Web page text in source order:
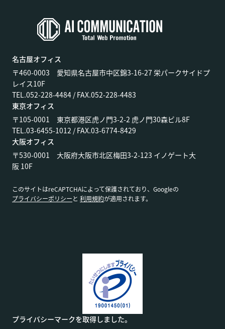
名古屋オフィス
〒460-0003 愛知県名古屋市中区錦3-16-27 栄パークサイドプ
レイス10F
TEL.052-228-4484 / FAX.052-228-4483
東京オフィス
〒105-0001 東京都港区虎ノ門3-2-2 虎ノ門30森ビル8F
TEL.03-6455-1012 / FAX.03-6774-8429
大阪オフィス
〒530-0001 大阪府大阪市北区梅田3-2-123 イノゲート大
阪 10F
このサイトはreCAPTCHAによって保護されており、Googleの
プライバシーポリシーと 利用規約が適用されます。
プライバシーマークを取得しました。